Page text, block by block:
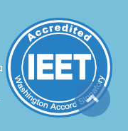
營資訊學系